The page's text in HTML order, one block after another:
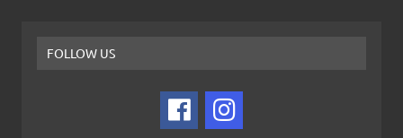
FOLLOW US